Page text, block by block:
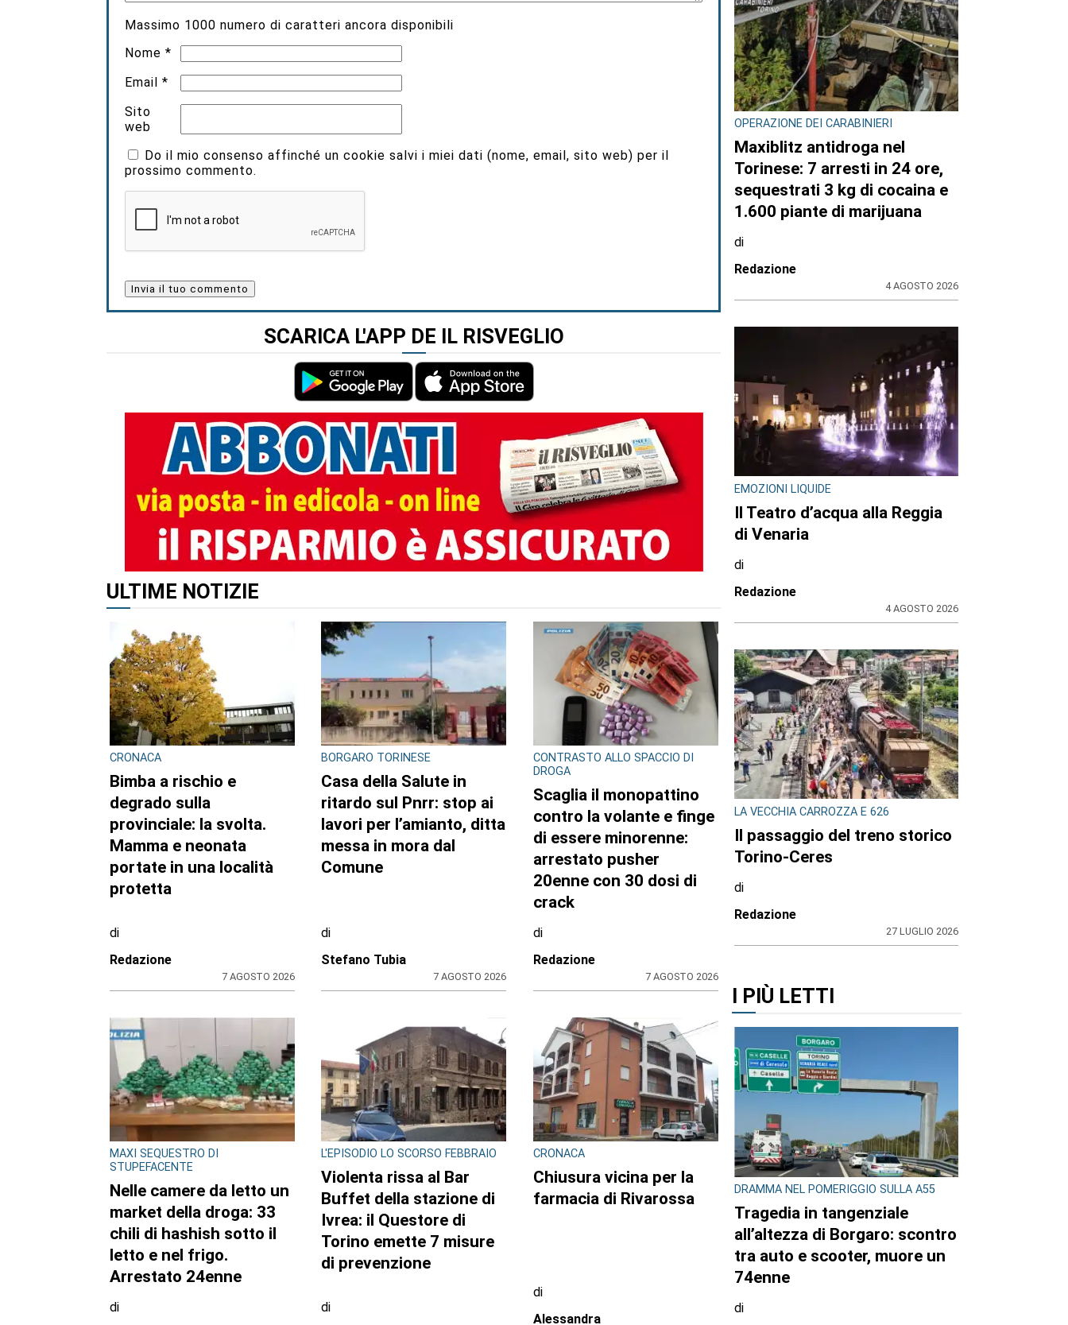
Massimo 1000 numero di caratteri ancora disponibili
Nome*
Email*
Sito
web
Do il mio consenso affinché un cookie salvi i miei dati (nome, email, sito web) per il
prossimo commento.
SCARICA L'APP DE IL RISVEGLIO
ALTRI ARTICOLI DI QUESTO AUTORE
CONSIGLIO REGIONALE
Marcinelle, il presidente
Nicco: “Onorare gli
italiani caduti sul lavoro
in ogni parte del mondo”
CONSIGLIO REGIONALE
Ambiente e conti
pubblici al centro
dell’attività questa
settimana in Consiglio
CONSIGLIO REGIONALE
A Palazzo Lascaris la
mostra “Romano
Gazzera. Nel regno dei
fiori giganti”
CRONACA
Bimba a rischio e
degrado sulla
provinciale: la svolta.
Mamma e neonata
portate in una località
protetta
BORGARO TORINESE
Casa della Salute in
ritardo sul Pnrr: stop ai
lavori per l’amianto, ditta
messa in mora dal
CONTRASTO ALLO SPACCIO DI
Scaglia il monopattino
20enne con 30 dosi di
crack
OPERAZIONE DEI CARABINIERI
Maxiblitz antidroga nel
Torinese: 7 arresti in 24 ore,
sequestrati 3 kg di cocaina e
1.600 piante di marijuana
di
Redazione
4 AGOSTO 2026
EMOZIONI LIQUIDE
Il Teatro d’acqua alla Reggia
di Venaria
di
Redazione
4 AGOSTO 2026
LA VECCHIA CARROZZA E 626
Il passaggio del treno storico
Torino-Ceres
di
Redazione
27 LUGLIO 2026
I PIÙ LETTI
DRAMMA NEL POMERIGGIO SULLA A55
Tragedia in tangenziale
all’altezza di Borgaro: scontro
tra auto e scooter, muore un
74enne
di